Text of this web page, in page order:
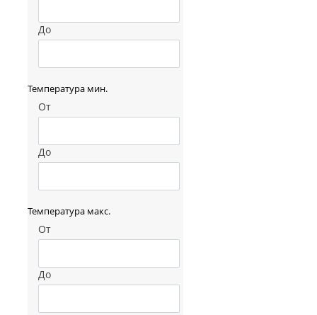
До
Температура мин.
От
До
Температура макс.
От
До